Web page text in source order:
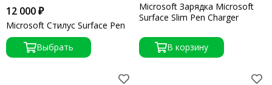
12 000 ₽
Microsoft Стилус Surface Pen
Выбрать
Microsoft Зарядка Microsoft
Surface Slim Pen Charger
В корзину